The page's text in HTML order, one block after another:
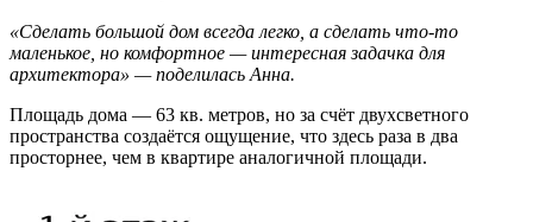
«Сделать большой дом всегда легко, а сделать что-то
маленькое, но комфортное — интересная задачка для
архитектора» — поделилась Анна.
Площадь дома — 63 кв. метров, но за счёт двухсветного
пространства создаётся ощущение, что здесь раза в два
просторнее, чем в квартире аналогичной площади.